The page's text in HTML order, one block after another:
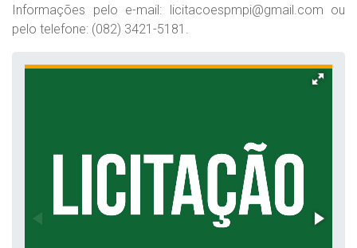
Informações pelo e-mail: licitacoespmpi@gmail.com ou
pelo telefone: (082) 3421-5181.